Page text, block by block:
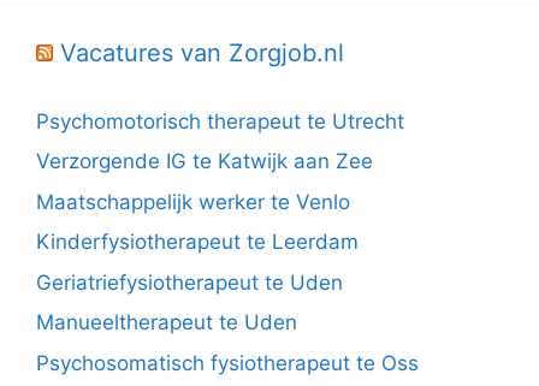
Vacatures van Zorgjob.nl
Psychomotorisch therapeut te Utrecht
Verzorgende IG te Katwijk aan Zee
Maatschappelijk werker te Venlo
Kinderfysiotherapeut te Leerdam
Geriatriefysiotherapeut te Uden
Manueeltherapeut te Uden
Psychosomatisch fysiotherapeut te Oss